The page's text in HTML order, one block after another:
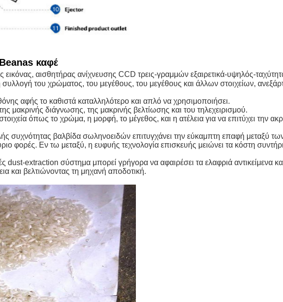
καφέ
αισθητήρας ανίχνευσης CCD τρεις-γραμμών εξαιρετικά-υψηλός-
του χρώματος, του μεγέθους, του μεγέθους και άλλων στοιχείων,
αφής το καθιστά καταλληλότερο και απλό να χρησιμοποιήσει.
μακρινής διάγνωσης, της μακρινής βελτίωσης και του τηλεχειρισμού.
όπως το χρώμα, η μορφή, το μέγεθος, και η ατέλεια για να επιτύχει την
συχνότητας βαλβίδα σωληνοειδών επιτυγχάνει την εύκαμπτη επαφή μεταξύ
φορές. Εν τω μεταξύ, η ευφυής τεχνολογία επισκευής μειώνει τα κόστη
extraction σύστημα μπορεί γρήγορα να αφαιρέσει τα ελαφριά αντικείμενα
και βελτιώνοντας τη μηχανή αποδοτική.